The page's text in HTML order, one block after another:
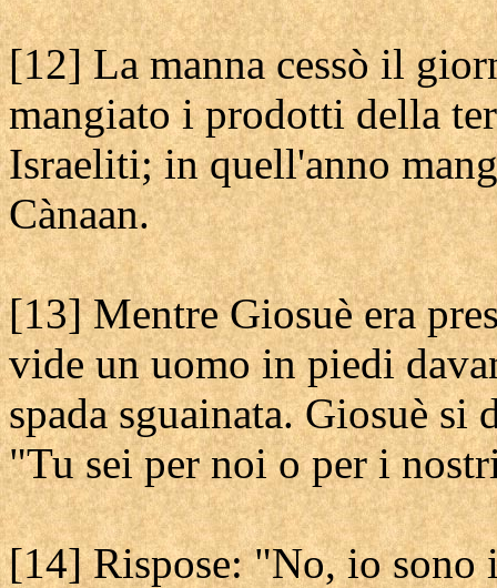
[12] La manna cessò il
mangiato i prodotti della
Israeliti; in quell'anno
Cànaan.
[13] Mentre Giosuè era
vide un uomo in piedi
spada sguainata. Giosuè
"Tu sei per noi o per i
[14] Rispose: "No, io sono